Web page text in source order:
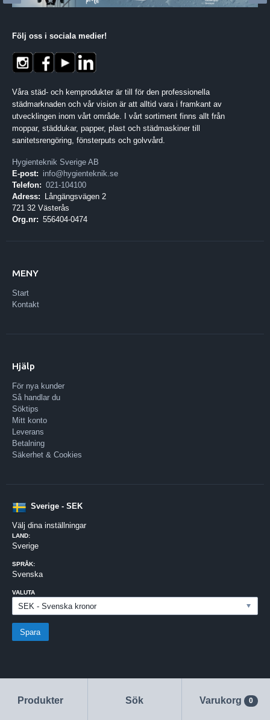
Produkter Sök Varukorg 0
Följ oss i sociala medier!
Våra städ- och kemprodukter är till för den professionella
städmarknaden och vår vision är att alltid vara i framkant av
utvecklingen inom vårt område. I vårt sortiment finns allt från
moppar, städdukar, papper, plast och städmaskiner till
sanitetsrengöring, fönsterputs och golvvård.
Hygienteknik Sverige AB
E-post: info@hygienteknik.se
Telefon: 021-104100
Adress:
Långängsvägen 2
721 32 Västerås
Org.nr: 556404-0474
MENY
Start
Kontakt
Hjälp
För nya kunder
Så handlar du
Söktips
Mitt konto
Leverans
Betalning
Säkerhet & Cookies
Sverige - SEK
Välj dina inställningar
LAND:
Sverige
SPRÅK:
Svenska
VALUTA